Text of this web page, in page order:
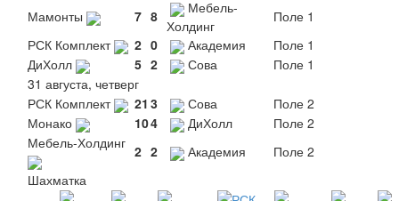
Мамонты
7 8
Мебель-
Холдинг
Поле 1
РСК Комплект
2 0 Академия
Поле 1
ДиХолл
5 2 Сова
Поле 1
31 августа, четверг
РСК Комплект
21 3 Сова
Поле 2
Монако
104 ДиХолл
Поле 2
Мебель-Холдинг 2 2 Академия
Поле 2
Шахматка